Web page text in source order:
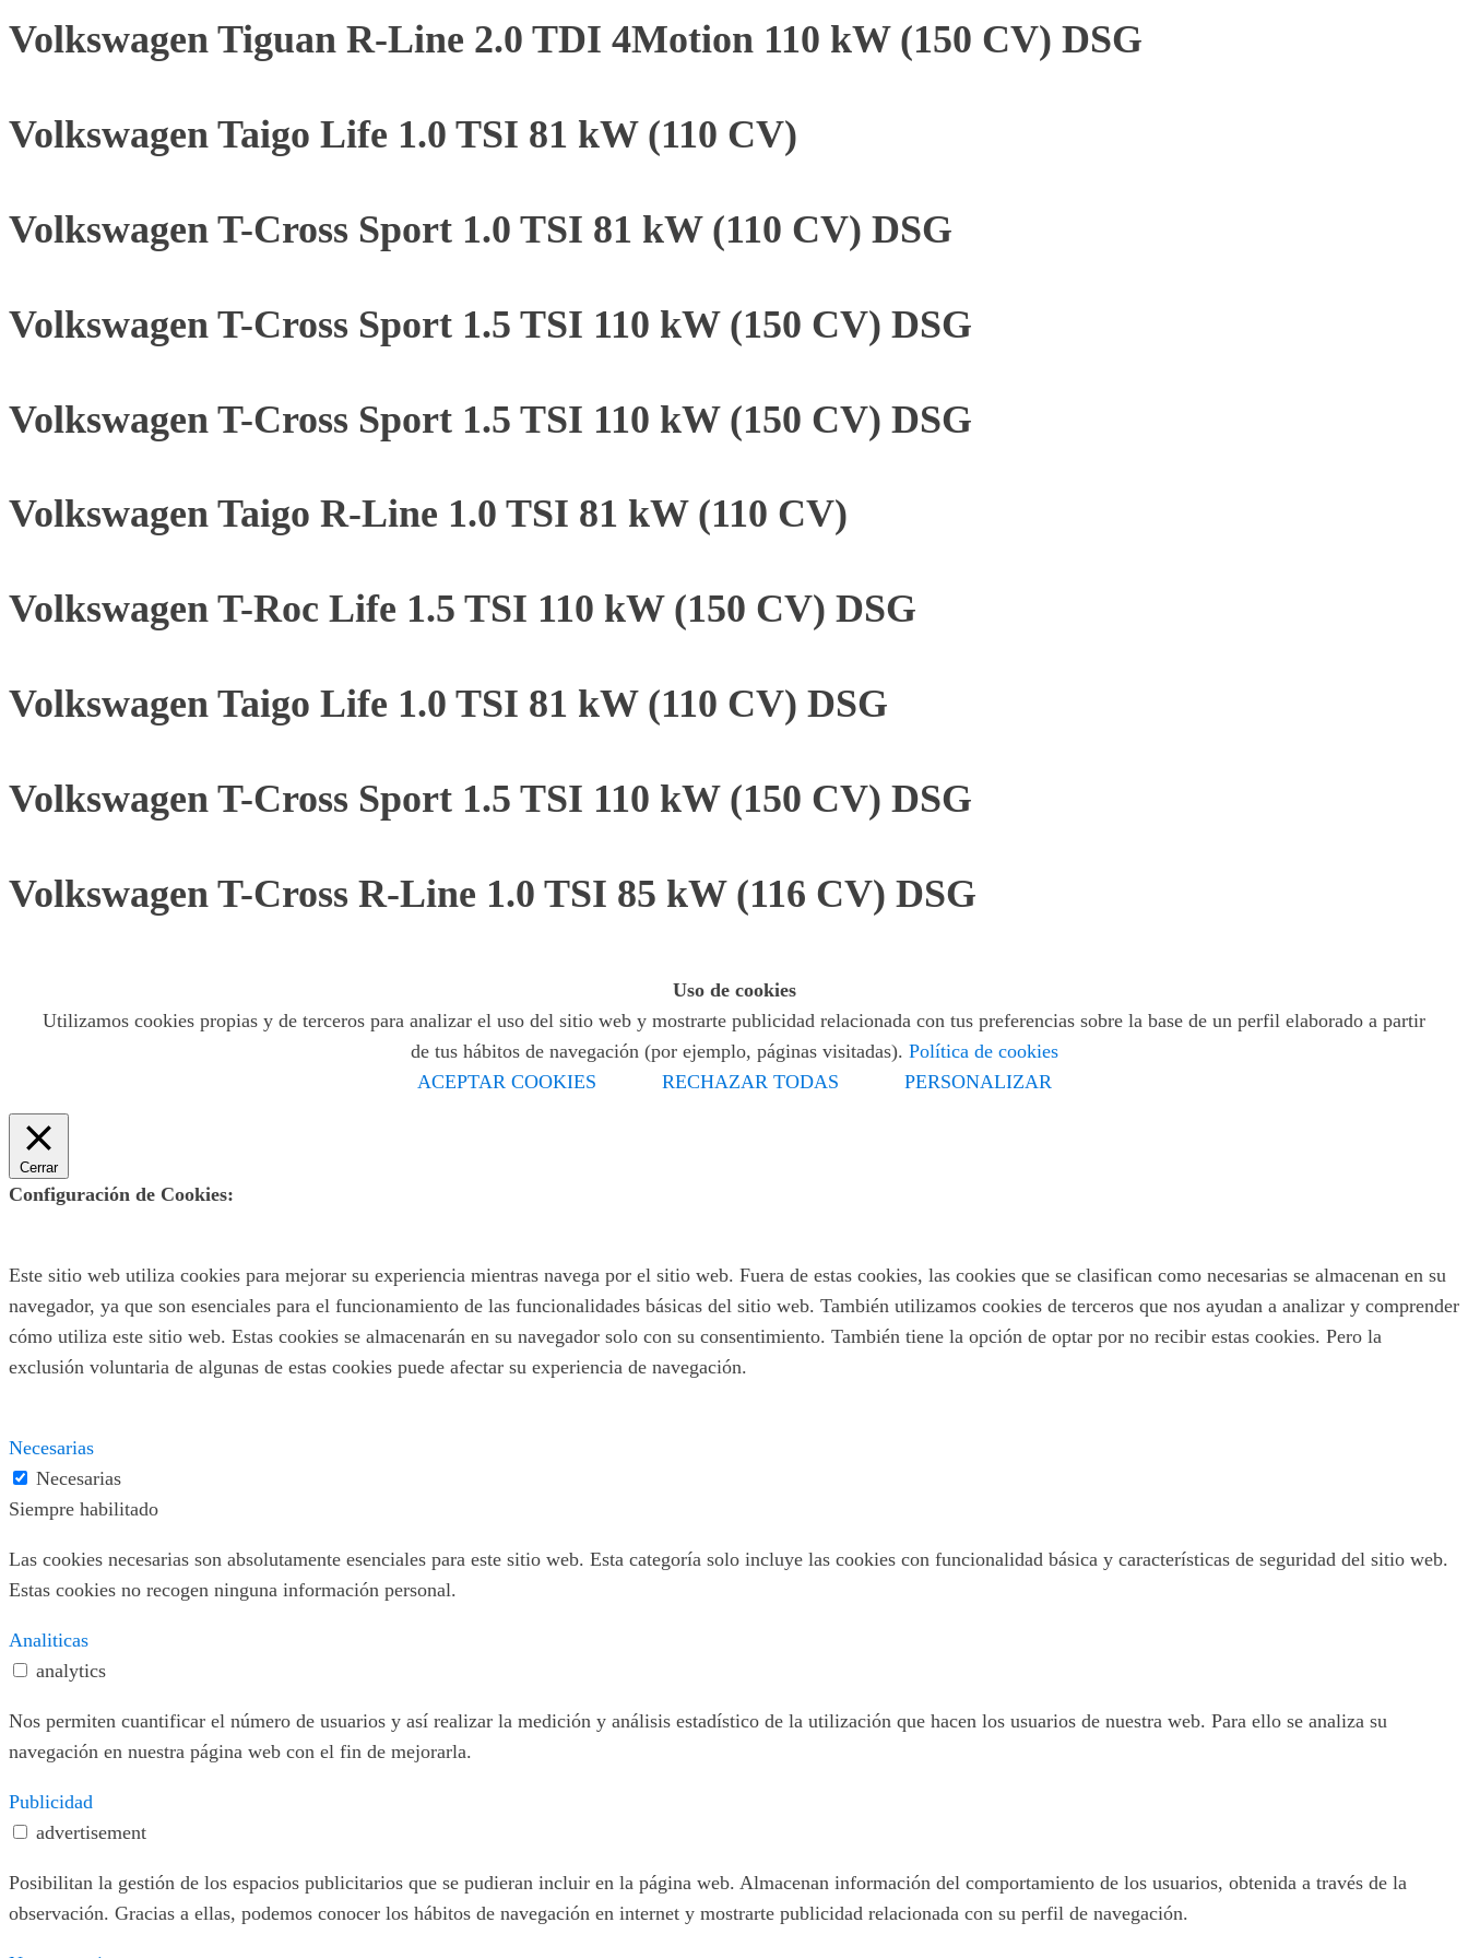
Volkswagen Tiguan R-Line 2.0 TDI 4Motion 110 kW (150 CV) DSG
Volkswagen Taigo Life 1.0 TSI 81 kW (110 CV)
Volkswagen T-Cross Sport 1.0 TSI 81 kW (110 CV) DSG
Volkswagen T-Cross Sport 1.5 TSI 110 kW (150 CV) DSG
Volkswagen T-Cross Sport 1.5 TSI 110 kW (150 CV) DSG
Volkswagen Taigo R-Line 1.0 TSI 81 kW (110 CV)
Volkswagen T-Roc Life 1.5 TSI 110 kW (150 CV) DSG
Volkswagen Taigo Life 1.0 TSI 81 kW (110 CV) DSG
Volkswagen T-Cross Sport 1.5 TSI 110 kW (150 CV) DSG
Volkswagen T-Cross R-Line 1.0 TSI 85 kW (116 CV) DSG
Uso de cookies
Utilizamos cookies propias y de terceros para analizar el uso del sitio web y mostrarte publicidad relacionada con tus preferencias sobre la base de un perfil elaborado a partir
de tus hábitos de navegación (por ejemplo, páginas visitadas). Política de cookies
ACEPTAR COOKIES
RECHAZAR TODAS PERSONALIZAR
Cerrar
Configuración de Cookies:
Este sitio web utiliza cookies para mejorar su experiencia mientras navega por el sitio web. Fuera de estas cookies, las cookies que se clasifican como necesarias se almacenan en su
navegador, ya que son esenciales para el funcionamiento de las funcionalidades básicas del sitio web. También utilizamos cookies de terceros que nos ayudan a analizar y comprender
cómo utiliza este sitio web. Estas cookies se almacenarán en su navegador solo con su consentimiento. También tiene la opción de optar por no recibir estas cookies. Pero la
exclusión voluntaria de algunas de estas cookies puede afectar su experiencia de navegación.
Necesarias
Necesarias
Siempre habilitado
Las cookies necesarias son absolutamente esenciales para este sitio web. Esta categoría solo incluye las cookies con funcionalidad básica y características de seguridad del sitio web.
Estas cookies no recogen ninguna información personal.
Analiticas
analytics
Nos permiten cuantificar el número de usuarios y así realizar la medición y análisis estadístico de la utilización que hacen los usuarios de nuestra web. Para ello se analiza su
navegación en nuestra página web con el fin de mejorarla.
Publicidad
advertisement
Posibilitan la gestión de los espacios publicitarios que se pudieran incluir en la página web. Almacenan información del comportamiento de los usuarios, obtenida a través de la
observación. Gracias a ellas, podemos conocer los hábitos de navegación en internet y mostrarte publicidad relacionada con su perfil de navegación.